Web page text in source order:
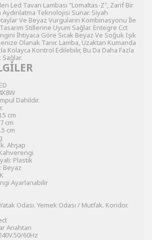
Led Tavan Lambası "Lomaltas-Z", Zarif Bir
Teknolojisi Sunar. Siyah
Ve Beyaz Vurguların Kombinasyonu İle
Stillerine Uyum Sağlar. Entegre Cct
İhtiyaca Göre Sıcak Beyaz Ve Soğuk Işık
Olanak Tanır. Lamba, Uzaktan Kumanda
Kolayca Kontrol Edilebilir, Bu Da Daha Fazla
Dahildir.
cm
cm
cm
Ahşap
Plastik
Beyaz
Ayarlanabilir
Odası. Yemek Odası / Mutfak. Koridor.
Anahtarı
60Hz